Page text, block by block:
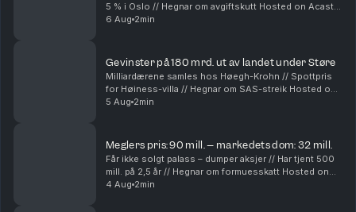
5 % i Oslo // Hegnar om avgiftskutt Hosted on Acast.
See acast.com/privacy for more information.
6 Aug 2min
Gevinster på 180 mrd. ut av landet under Støre
Milliardærene samles hos Høegh-Krohn // Spottpris
for Høiness-villa // Hegnar om SAS-streik Hosted on
Acast. See acast.com/privacy for more information.
5 Aug 2min
Meglers pris: 90 mill. – markedets dom: 32 mill.
Får ikke solgt palass – dumper aksjer // Har tjent 500
mill. på 2,5 år // Hegnar om formuesskatt Hosted on
Acast. See acast.com/privacy for more information.
4 Aug 2min